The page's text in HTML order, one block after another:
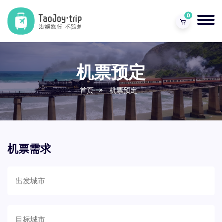
0
机票预定
首页 机票预定
机票需求